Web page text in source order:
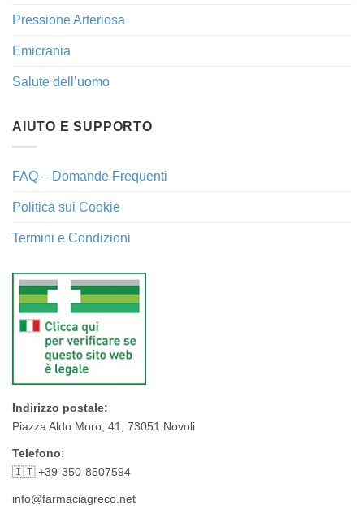
Pressione Arteriosa
Emicrania
Salute dell’uomo
AIUTO E SUPPORTO
FAQ – Domande Frequenti
Politica sui Cookie
Termini e Condizioni
Indirizzo postale:
Piazza Aldo Moro, 41, 73051 Novoli
Telefono:
🇮🇹 +39-350-8507594
info@farmaciagreco.net